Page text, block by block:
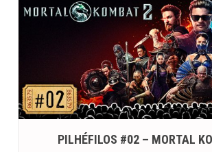
PILHÉFILOS #02 – MORTAL